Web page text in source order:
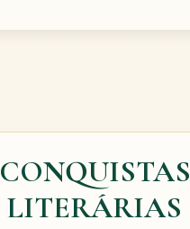
CONQUISTAS
LITERÁRIAS